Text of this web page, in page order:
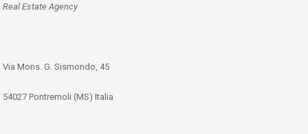
Real Estate Agency
Via Mons. G. Sismondo, 45
54027 Pontremoli (MS) Italia